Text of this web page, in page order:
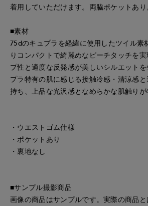
着用していただけます。両脇ポケットあり
■素材
75dのキュプラを経緯に使用したツイル素
りコンパクトで綺麗めなピーチタッチを
プ性と適度な反発感が美しいシルエット
プラ特有の肌に感じる接触冷感・清涼感
持ち、上品な光沢感となめらかな肌触りが
・ウエストゴム仕様
・ポケットあり
・裏地なし
■サンプル撮影商品
画像の商品はサンプルです。実際の商品